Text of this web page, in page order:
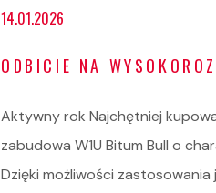
14.01.2026
ODBICIE NA
Aktywny rok Najchętniej
zabudowa W1U Bitum Bull o
Dzięki możliwości